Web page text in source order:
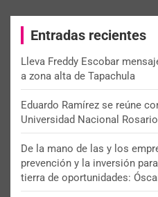
c
Entradas recientes
Lleva Freddy Escobar
a zona alta de Tapachula
Eduardo Ramírez se reúne
Universidad Nacional
De la mano de las y los
prevención y la inversión
tierra de oportunidades: